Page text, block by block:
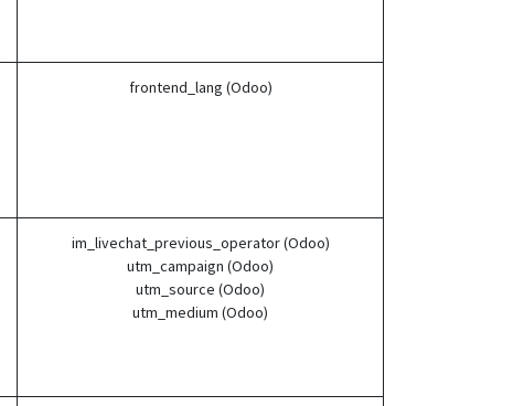
frontend_lang (Odoo)
im_livechat_previous_operator (Odoo)
utm_campaign (Odoo)
utm_source (Odoo)
utm_medium (Odoo)